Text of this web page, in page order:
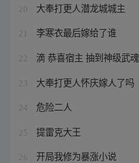
20 大奉打更人潜龙城城主
21 李寒衣最后嫁给了谁
22 滴 恭喜宿主 抽到神级武魂
23 大奉打更人怀庆嫁人了吗
24 危险二人
25 提雷克大王
26 开局我修为暴涨小说